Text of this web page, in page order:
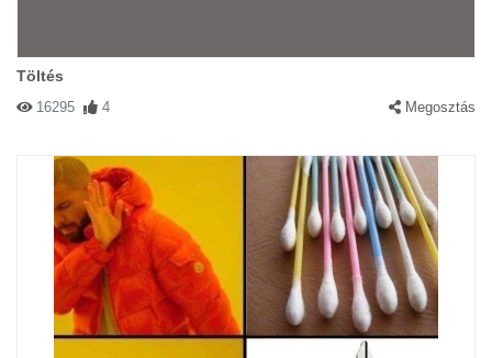
Töltés
16295 4 Megosztás